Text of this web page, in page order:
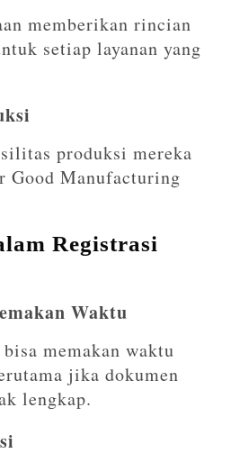
memberikan rincian
setiap layanan yang
produksi mereka
Good Manufacturing
Registrasi
Waktu
memakan waktu
jika dokumen
lengkap.